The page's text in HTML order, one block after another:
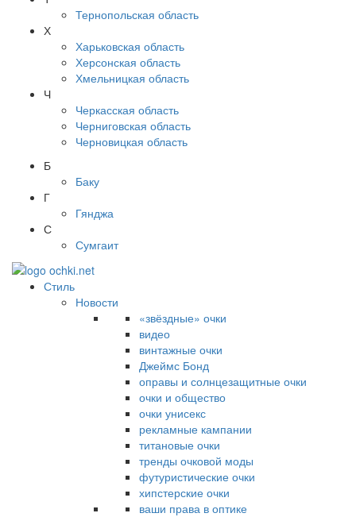
Тернопольская область
Х
Харьковская область
Херсонская область
Хмельницкая область
Ч
Черкасская область
Черниговская область
Черновицкая область
Б
Баку
Г
Гянджа
С
Сумгаит
Стиль
Новости
«звёздные» очки
видео
винтажные очки
Джеймс Бонд
оправы и солнцезащитные очки
очки и общество
очки унисекс
рекламные кампании
титановые очки
тренды очковой моды
футуристические очки
хипстерские очки
ваши права в оптике